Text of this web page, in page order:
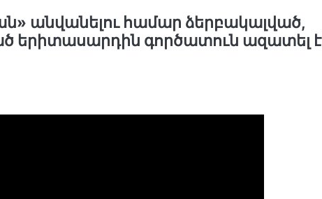
անվանելու համար ձերբակալված,
գործատուն ազատել է